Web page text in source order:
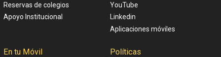
Reservas de colegios
Apoyo Institucional
YouTube
Linkedin
Aplicaciones móviles
En tu Móvil Políticas